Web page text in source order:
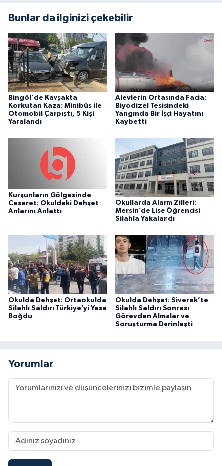
Bunlar da ilginizi çekebilir
Bingöl'de Kavşakta
Korkutan Kaza: Minibüs ile
Otomobil Çarpıştı, 5 Kişi
Yaralandı
Alevlerin Ortasında Facia:
Biyodizel Tesisindeki
Yangında Bir İşçi Hayatını
Kaybetti
Kurşunların Gölgesinde
Cesaret: Okuldaki Dehşet
Anlarını Anlattı
Okullarda Alarm Zilleri:
Mersin’de Lise Öğrencisi
Silahla Yakalandı
Okulda Dehşet: Ortaokulda
Silahlı Saldırı Türkiye’yi Yasa
Boğdu
Okulda Dehşet: Siverek’te
Silahlı Saldırı Sonrası
Görevden Almalar ve
Soruşturma Derinleşti
Yorumlar